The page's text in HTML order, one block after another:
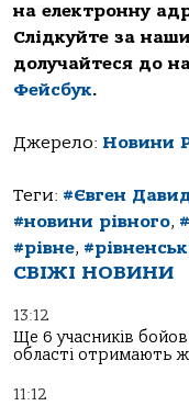
на електронну
Слідкуйте за
долучайтеся до
Фейсбук.
Джерело: Новини
Теги: #Євген
#новини рівного,
#рівне,
СВІЖІ НОВИНИ
13:12
Ще 6 учасників
області отримають
11:12